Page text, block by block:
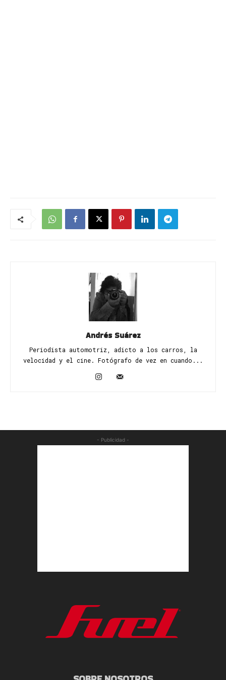
Andrés Suárez
Periodista automotriz, adicto a los carros, la
velocidad y el cine. Fotógrafo de vez en cuando...
- Publicidad -